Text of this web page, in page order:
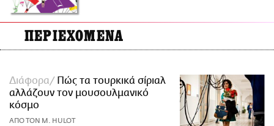
ΠΕΡΙΕΧΟΜΕΝΑ
Διάφορα
Πώς τα τουρκικά σίριαλ
αλλάζουν τον μουσουλμανικό
κόσμο
ΑΠΟ ΤΟΝ M. HULOT